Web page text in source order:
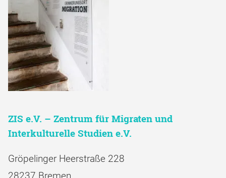
ZIS e.V. – Zentrum für Migraten und
Interkulturelle Studien e.V.
Gröpelinger Heerstraße 228